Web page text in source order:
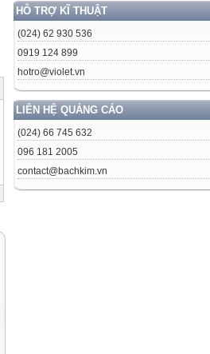
HỖ TRỢ KĨ THUẬT
(024) 62 930 536
0919 124 899
hotro@violet.vn
LIÊN HỆ QUẢNG CÁO
(024) 66 745 632
096 181 2005
contact@bachkim.vn